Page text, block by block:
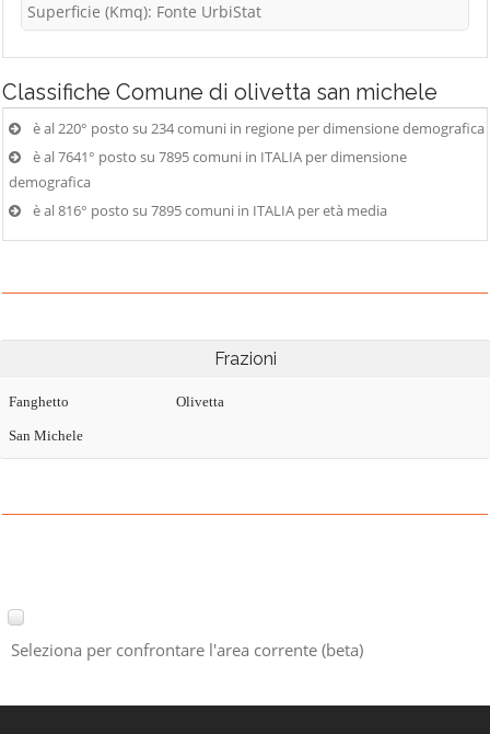
Superficie (Kmq): Fonte UrbiStat
Classifiche Comune di olivetta san michele
è al 220° posto su 234 comuni in regione per dimensione demografica
è al 7641° posto su 7895 comuni in ITALIA per dimensione
demografica
è al 816° posto su 7895 comuni in ITALIA per età media
Frazioni
Fanghetto Olivetta
San Michele
Seleziona per confrontare l'area corrente (beta)